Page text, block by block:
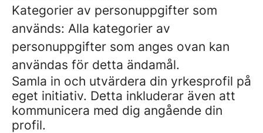
Kategorier av personuppgifter som
används: Alla kategorier av
personuppgifter som anges ovan kan
användas för detta ändamål.
Samla in och utvärdera din yrkesprofil på
eget initiativ. Detta inkluderar även att
kommunicera med dig angående din
profil.